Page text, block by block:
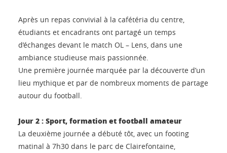
Après un repas convivial à la cafétéria du centre,
étudiants et encadrants ont partagé un temps
d’échanges devant le match OL – Lens, dans une
ambiance studieuse mais passionnée.
Une première journée marquée par la découverte d’un
lieu mythique et par de nombreux moments de partage
autour du football.
Jour 2 : Sport, formation et football amateur
La deuxième journée a débuté tôt, avec un footing
matinal à 7h30 dans le parc de Clairefontaine,